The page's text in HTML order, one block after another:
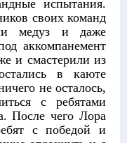
испытания.
своих команд
медуз и даже
аккомпанемент
и смастерили из
в каюте
не осталось,
с ребятами
После чего Лора
с победой и